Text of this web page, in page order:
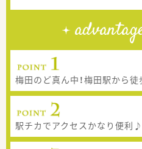
梅田のど真ん中！梅田駅から徒
駅チカでアクセスかなり便利♪